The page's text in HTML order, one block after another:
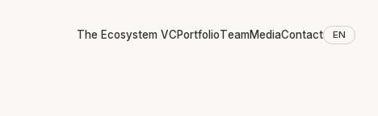
The Ecosystem VCPortfolioTeamMediaContact EN